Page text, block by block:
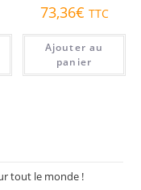
73,36€ TTC
Ajouter au
panier
tout le monde !